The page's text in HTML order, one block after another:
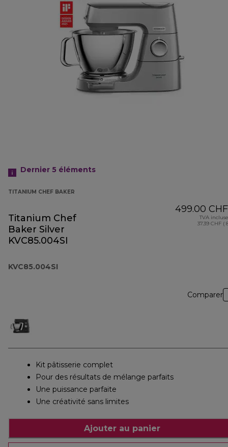
Dernier 5 éléments
TITANIUM CHEF BAKER
Titanium Chef
Baker Silver
KVC85.004SI
KVC85.004SI
499.00 CHF
TVA
37.39 CHF (
Comparer
Kit pâtisserie complet
Pour des résultats de mélange parfaits
Une puissance parfaite
Une créativité sans limites
Ajouter au panier